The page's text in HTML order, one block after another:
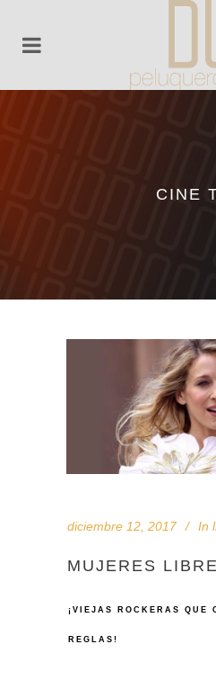
CINE
diciembre 12, 2017 In
MUJERES
¡VIEJAS ROCKERAS QUE
REGLAS!